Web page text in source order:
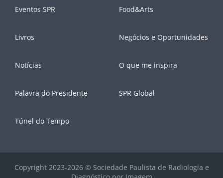
Eventos SPR Food&Arts
Livros Negócios e Oportunidades
Notícias O que me inspira
Palavra do Presidente SPR Global
Túnel do Tempo
Copyright 2023-2026 © Sociedade Paulista de Radiologia e